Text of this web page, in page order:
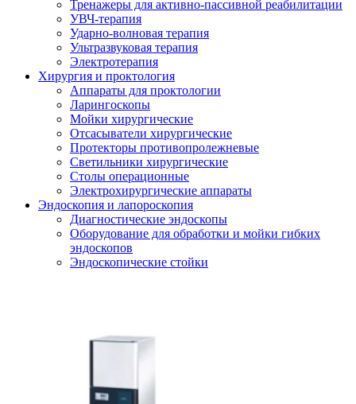
Тренажеры для активно-пассивной реабилитации
УВЧ-терапия
Ударно-волновая терапия
Ультразвуковая терапия
Электротерапия
Хирургия и проктология
Аппараты для проктологии
Ларингоскопы
Мойки хирургические
Отсасыватели хирургические
Протекторы противопролежневые
Светильники хирургические
Столы операционные
Электрохирургические аппараты
Эндоскопия и лапороскопия
Диагностические эндоскопы
Оборудование для обработки и мойки гибких
эндоскопов
Эндоскопические стойки